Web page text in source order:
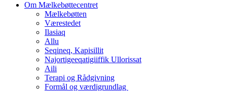
Om Mælkebøttecentret
Mælkebøtten
Værestedet
Ilasiaq
Allu
Seqineq, Kapisillit
Najortigeeqatigiiffik Ullorissat
Aili
Terapi og Rådgivning
Formål og værdigrundlag